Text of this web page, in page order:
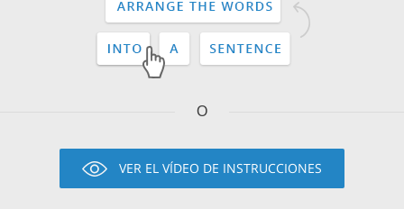
O
VER EL VÍDEO DE INSTRUCCIONES